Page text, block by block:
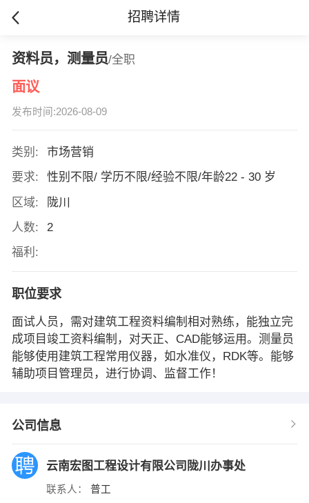
招聘详情
资料员，测量员/全职
面议
发布时间:2026-08-09
类别:
市场营销
要求:
性别不限/ 学历不限/经验不限/年龄22 - 30 岁
区域:
陇川
人数:
2
福利:
职位要求
面试人员，需对建筑工程资料编制相对熟练，能独立完
成项目竣工资料编制，对天正、CAD能够运用。测量员
能够使用建筑工程常用仪器，如水准仪，RDK等。能够
辅助项目管理员，进行协调、监督工作！
公司信息
云南宏图工程设计有限公司陇川办事处
联系人： 普工